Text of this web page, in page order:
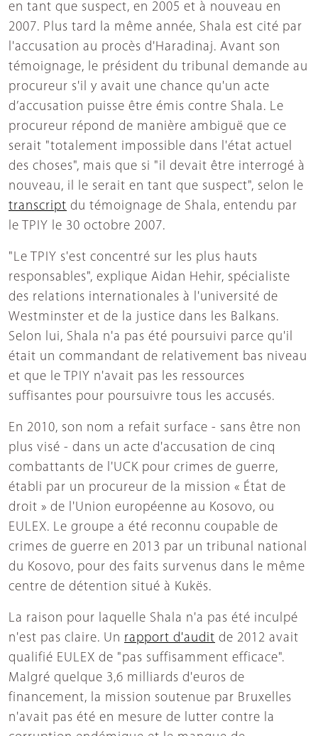
en tant que suspect, en 2005 et à nouveau en
2007. Plus tard la même année, Shala est cité par
l'accusation au procès d'Haradinaj. Avant son
témoignage, le président du tribunal demande au
procureur s'il y avait une chance qu'un acte
d’accusation puisse être émis contre Shala. Le
procureur répond de manière ambiguë que ce
serait "totalement impossible dans l'état actuel
des choses", mais que si "il devait être interrogé à
nouveau, il le serait en tant que suspect", selon le
transcript du témoignage de Shala, entendu par
le TPIY le 30 octobre 2007.
"Le TPIY s'est concentré sur les plus hauts
responsables", explique Aidan Hehir, spécialiste
des relations internationales à l'université de
Westminster et de la justice dans les Balkans.
Selon lui, Shala n'a pas été poursuivi parce qu'il
était un commandant de relativement bas niveau
et que le TPIY n'avait pas les ressources
suffisantes pour poursuivre tous les accusés.
En 2010, son nom a refait surface - sans être non
plus visé - dans un acte d'accusation de cinq
combattants de l'UCK pour crimes de guerre,
établi par un procureur de la mission « État de
droit » de l'Union européenne au Kosovo, ou
EULEX. Le groupe a été reconnu coupable de
crimes de guerre en 2013 par un tribunal national
du Kosovo, pour des faits survenus dans le même
centre de détention situé à Kukёs.
La raison pour laquelle Shala n'a pas été inculpé
n'est pas claire. Un rapport d'audit de 2012 avait
qualifié EULEX de "pas suffisamment efficace".
Malgré quelque 3,6 milliards d'euros de
financement, la mission soutenue par Bruxelles
n'avait pas été en mesure de lutter contre la